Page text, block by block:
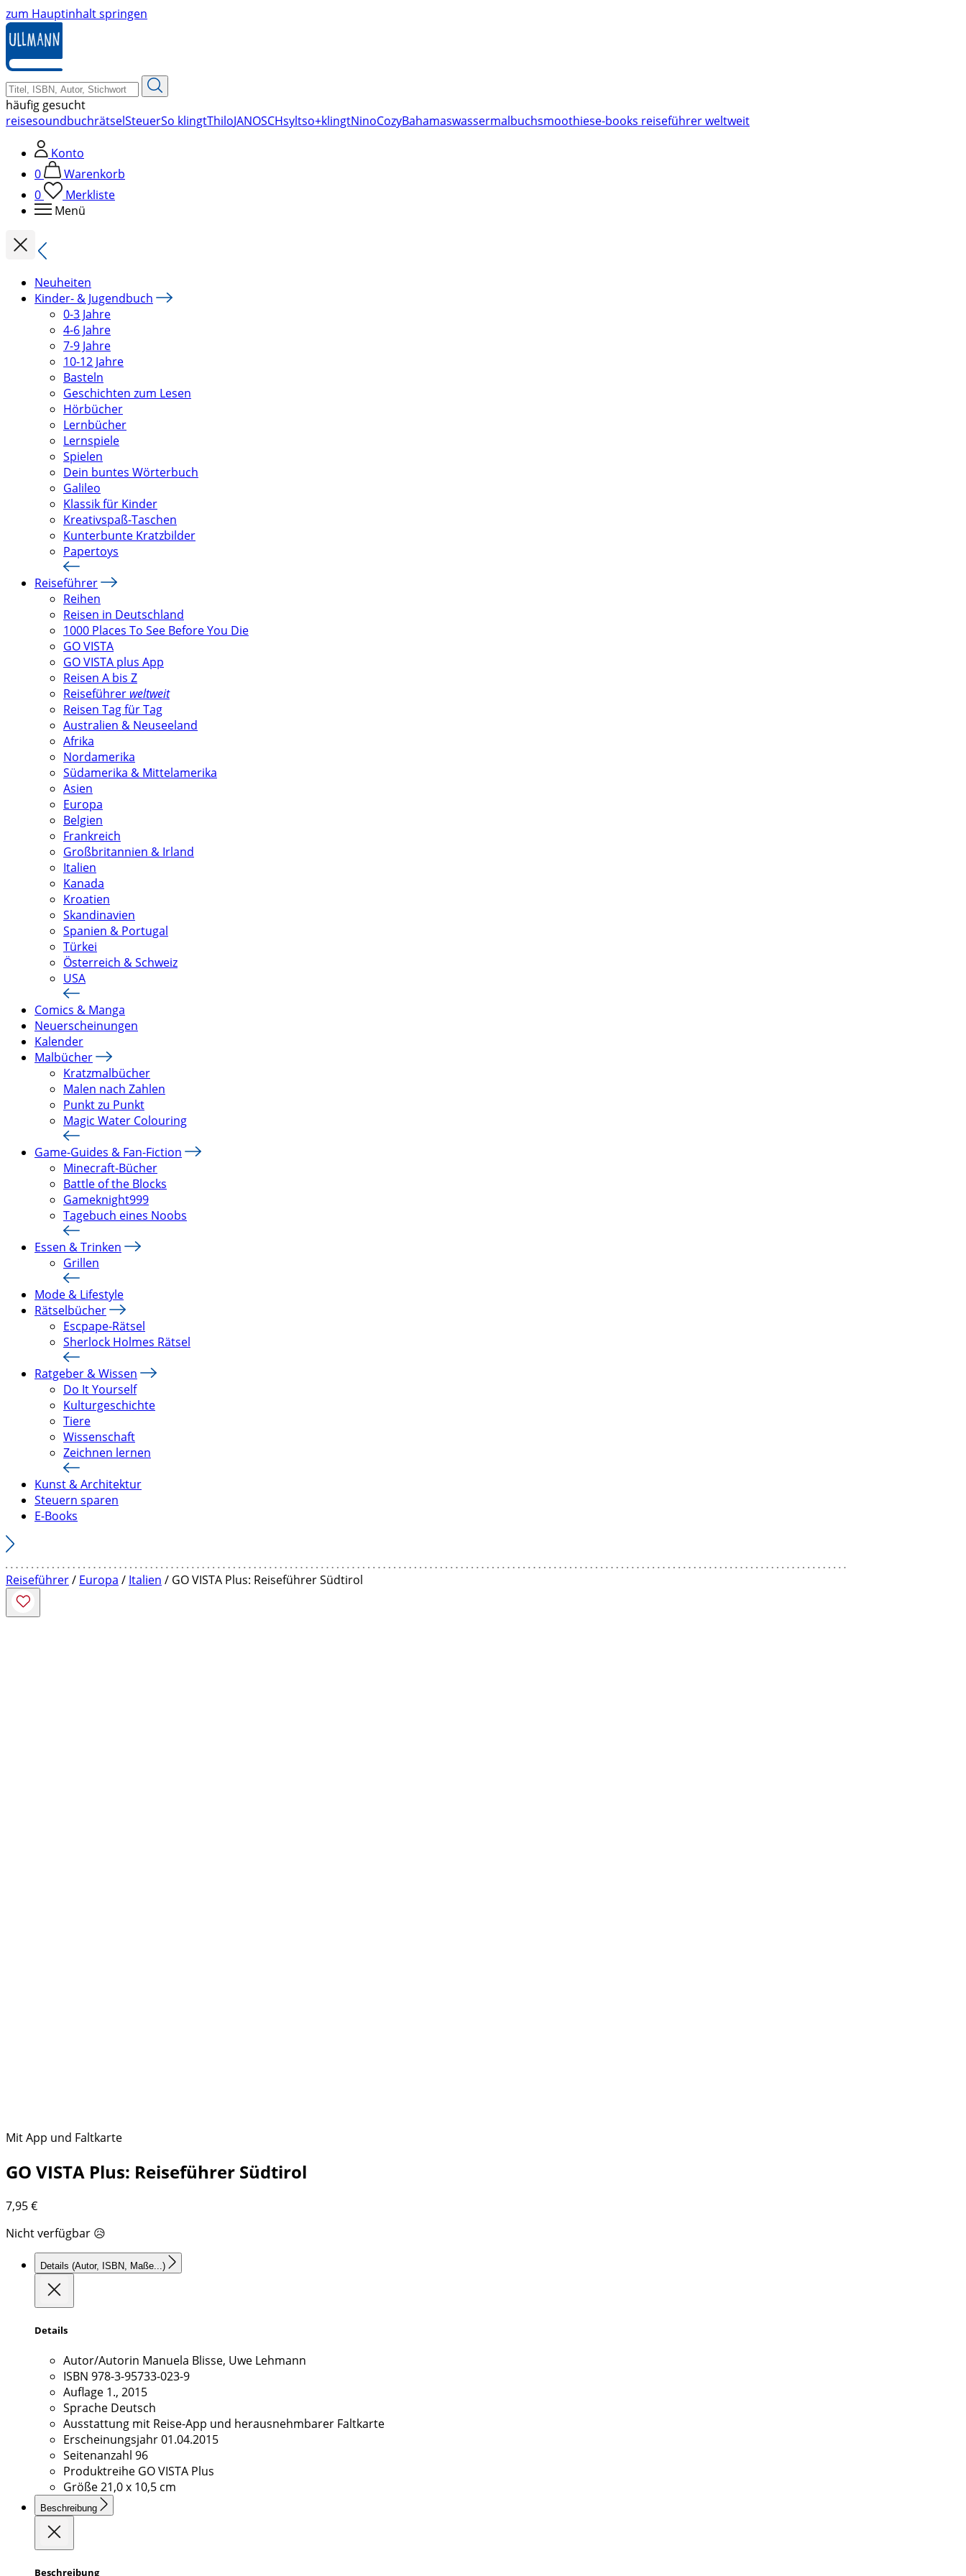
zum Hauptinhalt springen
häufig gesucht
reisesoundbuchrätselSteuerSo klingtThiloJANOSCHsyltso+klingtNinoCozyBahamaswassermalbuchsmoothiese-books reiseführer weltweit
Konto
0
Warenkorb
0
Merkliste
Menü
Neuheiten
Kinder- & Jugendbuch
0-3 Jahre
4-6 Jahre
7-9 Jahre
10-12 Jahre
Basteln
Geschichten zum Lesen
Hörbücher
Lernbücher
Lernspiele
Spielen
Dein buntes Wörterbuch
Galileo
Klassik für Kinder
Kreativspaß-Taschen
Kunterbunte Kratzbilder
Papertoys
Reiseführer
Reihen
Reisen in Deutschland
1000 Places To See Before You Die
GO VISTA
GO VISTA plus App
Reisen A bis Z
Reiseführer weltweit
Reisen Tag für Tag
Australien & Neuseeland
Afrika
Nordamerika
Südamerika & Mittelamerika
Asien
Europa
Belgien
Frankreich
Großbritannien & Irland
Italien
Kanada
Kroatien
Skandinavien
Spanien & Portugal
Türkei
Österreich & Schweiz
USA
Comics & Manga
Neuerscheinungen
Kalender
Malbücher
Kratzmalbücher
Malen nach Zahlen
Punkt zu Punkt
Magic Water Colouring
Game-Guides & Fan-Fiction
Minecraft-Bücher
Battle of the Blocks
Gameknight999
Tagebuch eines Noobs
Essen & Trinken
Grillen
Mode & Lifestyle
Rätselbücher
Escpape-Rätsel
Sherlock Holmes Rätsel
Ratgeber & Wissen
Do It Yourself
Kulturgeschichte
Tiere
Wissenschaft
Zeichnen lernen
Kunst & Architektur
Steuern sparen
E-Books
Reiseführer/ Europa / Italien / GO VISTA Plus: Reiseführer Südtirol
Mit App und Faltkarte
GO VISTA Plus: Reiseführer Südtirol
7,95€
Nicht verfügbar 😥
Details (Autor, ISBN, Maße...)
Details
Autor/Autorin Manuela Blisse, Uwe Lehmann
ISBN 978-3-95733-023-9
Auflage 1., 2015
Sprache Deutsch
Ausstattung mit Reise-App und herausnehmbarer Faltkarte
Erscheinungsjahr01.04.2015
Seitenanzahl 96
Produktreihe GO VISTA Plus
Größe21,0 x 10,5 cm
Beschreibung
Beschreibung